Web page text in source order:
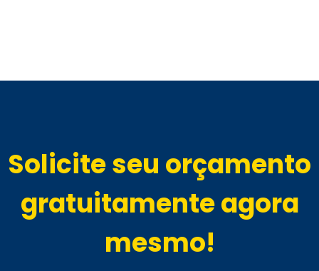
Solicite seu orçamento
gratuitamente agora
mesmo!